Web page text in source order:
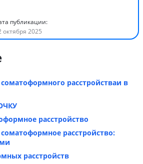
публикации:
октября 2025
расстройстваи в
расстройство
соматоформное расстройство:
расстройств